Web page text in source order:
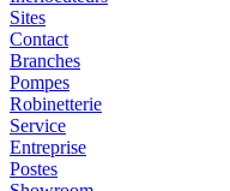
Sites
Contact
Branches
Pompes
Robinetterie
Service
Entreprise
Postes